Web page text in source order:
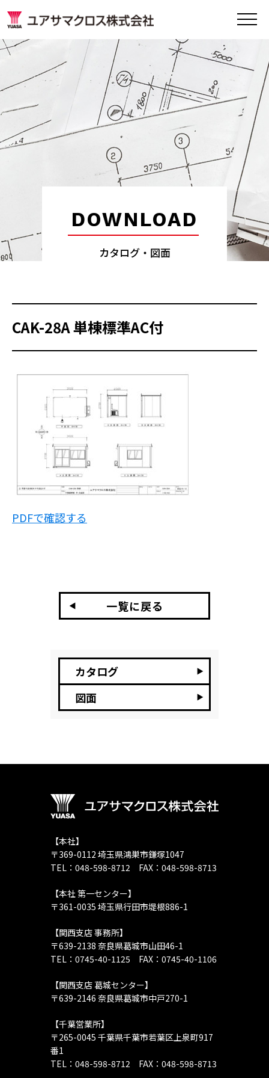
DOWNLOAD
カタログ・図面
CAK-28A 単棟標準AC付
PDFで確認する
一覧に戻る
カタログ
図面
【本社】
〒369-0112 埼玉県鴻巣市鎌塚1047
TEL：048-598-8712 FAX：048-598-8713
【本社 第一センター】
〒361-0035 埼玉県行田市堤根886-1
【関西支店 事務所】
〒639-2138 奈良県葛城市山田46-1
TEL：0745-40-1125 FAX：0745-40-1106
【関西支店 葛城センター】
〒639-2146 奈良県葛城市中戸270-1
【千葉営業所】
〒265-0045 千葉県千葉市若葉区上泉町917
番1
TEL：048-598-8712 FAX：048-598-8713